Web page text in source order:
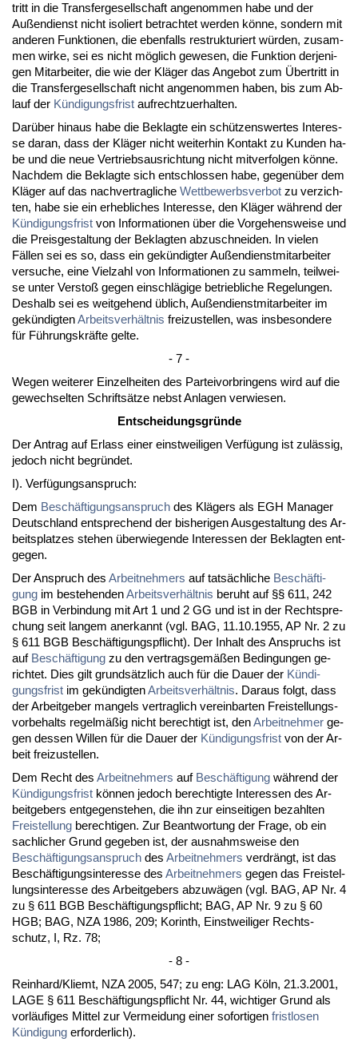
tritt in die Trans­fer­ge­sell­schaft an­ge­nom­men ha­be und der
Außen­dienst nicht iso­liert be­trach­tet wer­den könne, son­dern mit
an­de­ren Funk­tio­nen, die eben­falls re­struk­tu­riert würden, zu­sam­
men wir­ke, sei es nicht möglich ge­we­sen, die Funk­ti­on der­je­ni­
gen Mit­ar­bei­ter, die wie der Kläger das An­ge­bot zum Über­tritt in
die Trans­fer­ge­sell­schaft nicht an­ge­nom­men ha­ben, bis zum Ab­
lauf der Kündi­gungs­frist auf­recht­zu­er­hal­ten.
Darüber hin­aus ha­be die Be­klag­te ein schützens­wer­tes In­ter­es­
se dar­an, dass der Kläger nicht wei­ter­hin Kon­takt zu Kun­den ha­
be und die neue Ver­triebs­aus­rich­tung nicht mit­ver­fol­gen könne.
Nach­dem die Be­klag­te sich ent­schlos­sen ha­be, ge­genüber dem
Kläger auf das nach­ver­trag­li­che Wett­be­werbs­ver­bot zu ver­zich­
ten, ha­be sie ein er­heb­li­ches In­ter­es­se, den Kläger während der
Kündi­gungs­frist von In­for­ma­tio­nen über die Vor­ge­hens­wei­se und
die Preis­ge­stal­tung der Be­klag­ten ab­zu­schnei­den. In vie­len
Fällen sei es so, dass ein gekündig­ter Außen­dienst­mit­ar­bei­ter
ver­su­che, ei­ne Viel­zahl von In­for­ma­tio­nen zu sam­meln, teil­wei­
se un­ter Ver­s­toß ge­gen ein­schlägi­ge be­trieb­li­che Re­ge­lun­gen.
Des­halb sei es weit­ge­hend üblich, Außen­dienst­mit­ar­bei­ter im
gekündig­tenAr­beits­verhält­nis frei­zu­stel­len, was ins­be­son­de­re
für Führungs­kräfte gel­te.
- 7 -
We­gen wei­te­rer Ein­zel­hei­ten des Par­tei­vor­brin­gens wird auf die
ge­wech­sel­ten Schriftsätze nebst An­la­gen ver­wie­sen.
Ent­schei­dungs­gründe
Der An­trag auf Er­lass ei­ner einst­wei­li­gen Verfügung ist zulässig,
je­doch nicht be­gründet.
I). Verfügungs­an­spruch:
Dem Beschäfti­gungs­an­spruch des Klägers als EGH Ma­na­ger
Deutsch­land ent­spre­chend der bis­he­ri­gen Aus­ge­stal­tung des Ar­
beits­plat­zes ste­hen über­wie­gen­de In­ter­es­sen der Be­klag­ten ent­
ge­gen.
Der An­spruch des Ar­beit­neh­mers auf tatsächli­che Beschäfti­
gung im be­ste­hen­denAr­beits­verhält­nis be­ruht auf §§ 611, 242
BGB in Ver­bin­dung mit Art 1 und 2 GG und ist in der Recht­spre­
chung seit lan­gem an­er­kannt (vgl. BAG, 11.10.1955, AP Nr. 2 zu
§ 611 BGB Beschäfti­gungs­pflicht). Der In­halt des An­spruchs ist
auf Beschäfti­gung zu den ver­trags­gemäßen Be­din­gun­gen ge­
rich­tet. Dies gilt grundsätz­lich auch für die Dau­er der Kündi­
gungs­frist im gekündig­tenAr­beits­verhält­nis. Dar­aus folgt, dass
der Ar­beit­ge­ber man­gels ver­trag­lich ver­ein­bar­ten Frei­stel­lungs­
vor­be­halts re­gelmäßig nicht be­rech­tigt ist, denAr­beit­neh­mer ge­
gen des­sen Wil­len für die Dau­er der Kündi­gungs­frist von der Ar­
beit frei­zu­stel­len.
Dem Recht des Ar­beit­neh­mers auf Beschäfti­gung während der
Kündi­gungs­frist können je­doch be­rech­tig­te In­ter­es­sen des Ar­
beit­ge­bers ent­ge­gen­ste­hen, die ihn zur ein­sei­ti­gen be­zahl­ten
Frei­stel­lung be­rech­ti­gen. Zur Be­ant­wor­tung der Fra­ge, ob ein
sach­li­cher Grund ge­ge­ben ist, der aus­nahms­wei­se den
Beschäfti­gungs­an­spruch des Ar­beit­neh­mers ver­drängt, ist das
Beschäfti­gungs­in­ter­es­se des Ar­beit­neh­mers ge­gen das Frei­stel­
lungs­in­ter­es­se des Ar­beit­ge­bers ab­zuwägen (vgl. BAG, AP Nr. 4
zu § 611 BGB Beschäfti­gungs­pflicht; BAG, AP Nr. 9 zu § 60
HGB; BAG, NZA 1986, 209; Ko­rinth, Einst­wei­li­ger Rechts­
schutz, I, Rz. 78;
- 8 -
Rein­hard/Kliemt, NZA 2005, 547; zu eng: LAG Köln, 21.3.2001,
LA­GE § 611 Beschäfti­gungs­pflicht Nr. 44, wich­ti­ger Grund als
vorläufi­ges Mit­tel zur Ver­mei­dung ei­ner so­for­ti­gen frist­lo­sen
Kündi­gung er­for­der­lich).